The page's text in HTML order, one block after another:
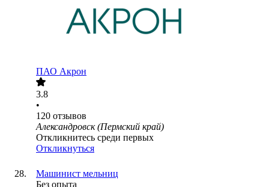
ПАО Акрон
3.8
•
120 отзывов
Александровск (Пермский край)
Откликнитесь среди первых
Откликнуться
Машинист мельниц
Без опыта